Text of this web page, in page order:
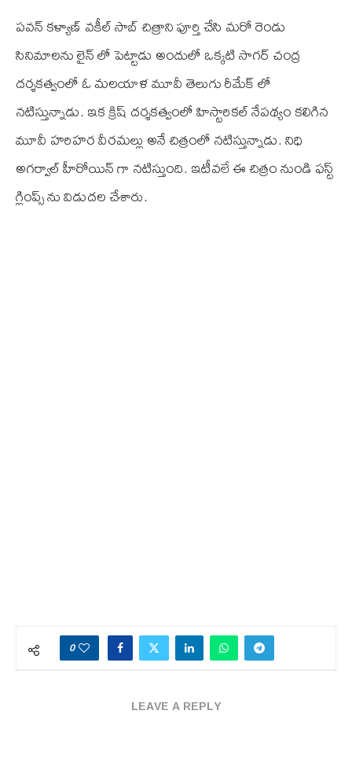
పవన్ కళ్యాణ్ వకీల్ సాబ్ చిత్రాని పూర్తి చేసి మరో రెండు
సినిమాలను లైన్ లో పెట్టాడు అందులో ఒక్కటి సాగర్ చంద్ర
దర్శకత్వంలో ఓ మలయాళ మూవీ తెలుగు రీమేక్ లో
నటిస్తున్నాడు. ఇక క్రిష్ దర్శకత్వంలో హిస్టారికల్ నేపథ్యం కలిగిన
మూవీ హరిహర వీరమల్లు అనే చిత్రంలో నటిస్తున్నాడు. నిధి
అగర్వాల్ హీరోయిన్ గా నటిస్తుంది. ఇటీవలే ఈ చిత్రం నుండి ఫస్ట్
గ్లింప్స్ ను విడుదల చేశారు.
0
LEAVE A REPLY